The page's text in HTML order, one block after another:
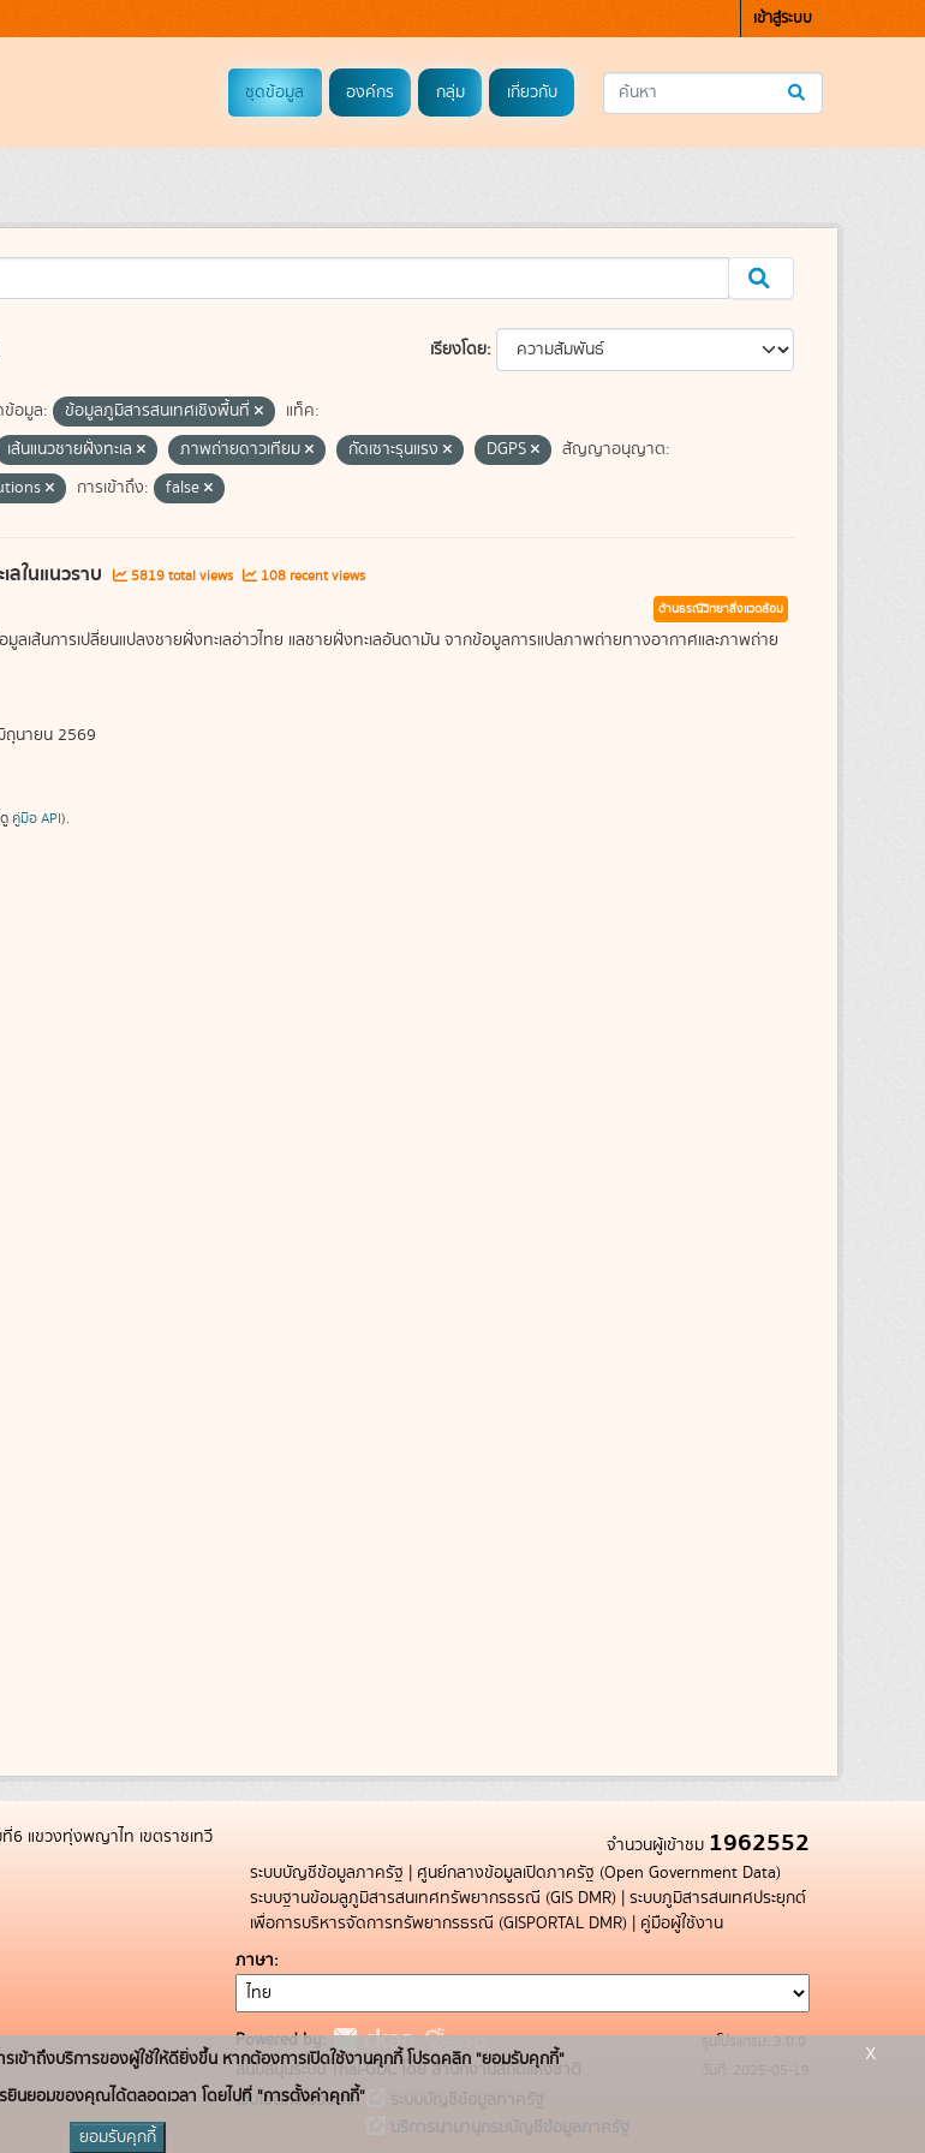
เข้าสู่ระบบ
ชุดข้อมูล องค์กร กลุ่ม เกี่ยวกับ
เรียงโดย
ข้อมูล: ข้อมูลภูมิสารสนเทศเชิงพื้นที่
แท็ค:
เส้นแนวชายฝั่งทะเล ภาพถ่ายดาวเทียม กัดเซาะรุนแรง DGPS
สัญญาอนุญาต:
การเข้าถึง: false
ลในแนวราบ 5819 total views 108 recent views
ด้านธรณีวิทยาสิ่งแวดล้อม
ลเส้นการเปลี่ยนแปลงชายฝั่งทะเลอ่าวไทย แลชายฝั่งทะเลอันดามัน จากข้อมูลการแปลภาพถ่ายทางอากาศและภาพถ่าย
นายน 2569
คู่มือ API).
6 แขวงทุ่งพญาไท เขตราชเทวี
จำนวนผู้เข้าชม 1962552
ระบบบัญชีข้อมูลภาครัฐ | ศูนย์กลางข้อมูลเปิดภาครัฐ (Open Government Data)
ระบบฐานข้อมลูภูมิสารสนเทศทรัพยากรธรณี (GIS DMR) | ระบบภูมิสารสนเทศประยุกต์
เพื่อการบริหารจัดการทรัพยากรธรณี (GISPORTAL DMR) | คู่มือผู้ใช้งาน
ภาษา
Powered by:
สนับสนุนระบบ Thai-GDC โดย สำนักงานสถิติแห่งชาติ
เว็บไซต์ที่เกี่ยวข้อง:
ระบบบัญชีข้อมูลภาครัฐ
บริการนามานุกรมบัญชีข้อมูลภาครัฐ
รุ่นโปรแกรม: 3.0.0
วันที่: 2025-05-19
เข้าถึงบริการของผู้ใช้ให้ดียิ่งขึ้น หากต้องการเปิดใช้งานคุกกี้ โปรดคลิก "ยอมรับคุกกี้"
นยอมของคุณได้ตลอดเวลา โดยไปที่ "การตั้งค่าคุกกี้"
ยอมรับคุกกี้
x